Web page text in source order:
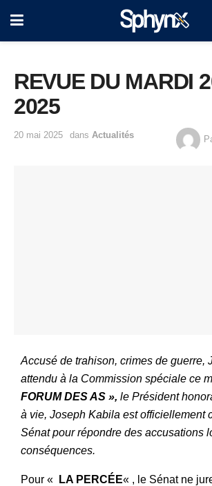
REVUE DU MARDI
2025
20 mai 2025 dans Actualités
Accusé de trahison, crimes de guerre,
attendu à la Commission spéciale ce
FORUM DES AS », le Président
à vie, Joseph Kabila est officiellement
Sénat pour répondre des accusations
conséquences.
Pour « LA PERCÉE« , le Sénat ne